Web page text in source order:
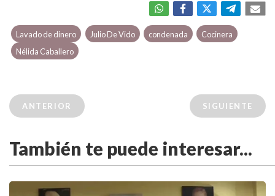
Lavado de dinero Julio De Vido condenada
Cocinera
Nélida Caballero
ANTERIOR SIGUIENTE
También te puede interesar...